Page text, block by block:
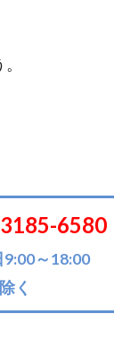
6580
～18:00
く